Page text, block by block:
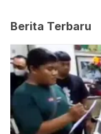
Berita Terbaru